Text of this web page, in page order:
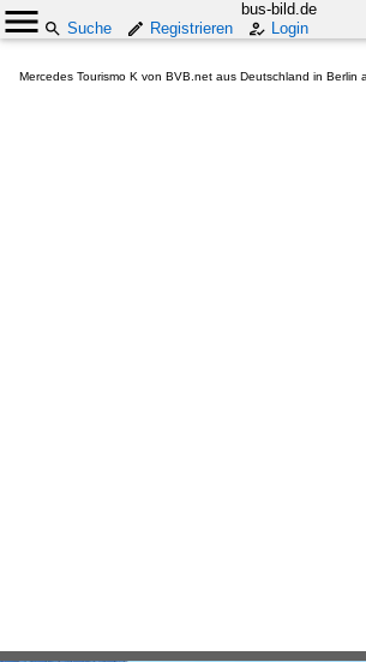
bus-bild.de
Suche
Registrieren Login
Mercedes Tourismo K von BVB.net aus Deutschland in Berlin